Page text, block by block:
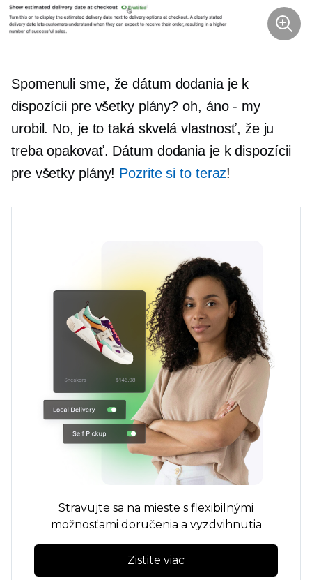
Spomenuli sme, že dátum dodania je k
dispozícii pre všetky plány? oh, áno - my
urobil. No, je to taká skvelá vlastnosť, že ju
treba opakovať. Dátum dodania je k dispozícii
pre všetky plány! Pozrite si to teraz!
Stravujte sa na mieste s flexibilnými
možnosťami doručenia a vyzdvihnutia
Zistite viac